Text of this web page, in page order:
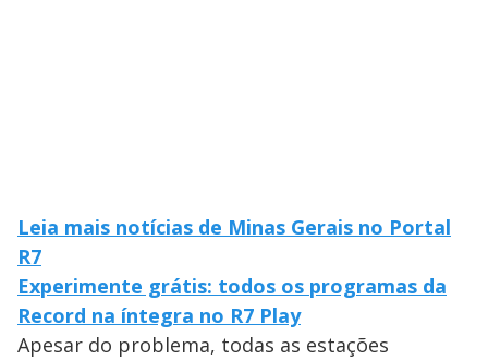
Leia mais notícias de Minas Gerais no Portal
R7
Experimente grátis: todos os programas da
Record na íntegra no R7 Play
Apesar do problema, todas as estações